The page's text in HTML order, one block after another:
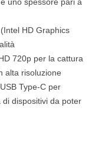
HD Graphics
720p per la cattura
alta risoluzione
Type-C per
dispositivi da poter